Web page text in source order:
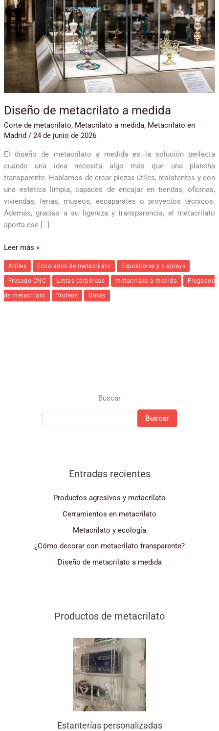
Diseño de metacrilato a medida
Corte de metacrilato, Metacrilato a medida, Metacrilato en
Madrid / 24 de junio de 2026
El diseño de metacrilato a medida es la solución perfecta
cuando una idea necesita algo más que una plancha
transparente. Hablamos de crear piezas útiles, resistentes y con
una estética limpia, capaces de encajar en tiendas, oficinas,
viviendas, ferias, museos, escaparates o proyectos técnicos.
Además, gracias a su ligereza y transparencia, el metacrilato
aporta ese […]
medida
Leer más »
Atriles Encolados de metacrilato Expositores y displays
Fresado CNC Letras corpóreas metacrilato a medida Plegados
de metacrilato Trofeos Urnas
Buscar
Buscar
Entradas recientes
Productos agresivos y metacrilato
Cerramientos en metacrilato
Metacrilato y ecología
¿Cómo decorar con metacrilato transparente?
Diseño de metacrilato a medida
Productos de metacrilato
Estanterías personalizadas